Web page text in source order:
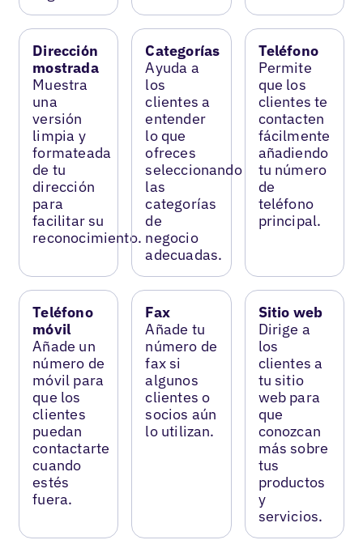
Dirección
mostrada
Muestra
una
versión
limpia y
formateada
de tu
dirección
para
facilitar su
reconocimiento.
Categorías
Ayuda a
los
clientes a
entender
lo que
ofreces
seleccionando
las
categorías
de
negocio
adecuadas.
Teléfono
Permite
que los
clientes te
contacten
fácilmente
añadiendo
tu número
de
teléfono
principal.
Teléfono
móvil
Añade un
número de
móvil para
que los
clientes
puedan
contactarte
cuando
estés
fuera.
Fax
Añade tu
número de
fax si
algunos
clientes o
socios aún
lo utilizan.
Sitio web
Dirige a
los
clientes a
tu sitio
web para
que
conozcan
más sobre
tus
productos
y
servicios.